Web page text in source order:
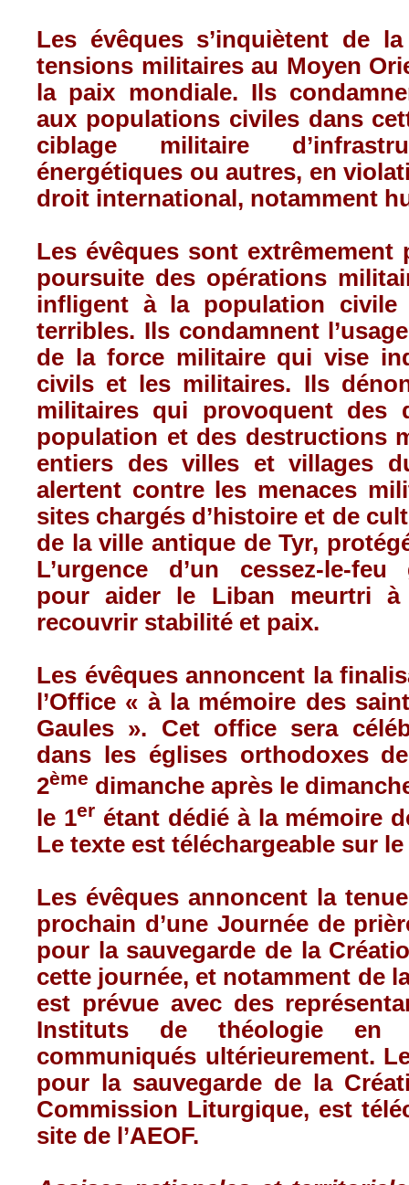
Les évêques s’inquiètent de
tensions militaires au Moyen
la paix mondiale. Ils
aux populations civiles dans
ciblage militaire
énergétiques ou autres, en
droit international, notamment
Les évêques sont extrêmement
poursuite des opérations
infligent à la population civile
terribles. Ils condamnent
de la force militaire qui vise
civils et les militaires. Ils
militaires qui provoquent des
population et des destructions
entiers des villes et villages
alertent contre les menaces
sites chargés d’histoire et de
de la ville antique de Tyr,
L’urgence d’un cessez-le-feu
pour aider le Liban meurtri
recouvrir stabilité et paix.
Les évêques annoncent la
l’Office « à la mémoire des
Gaules ». Cet office sera
dans les églises orthodoxes
2ème dimanche après le
le 1erétant dédié à la mémoire
Le texte est téléchargeable sur le
Les évêques annoncent la
prochain d’une Journée de
pour la sauvegarde de la
cette journée, et notamment de
est prévue avec des
Instituts de théologie en
communiqués ultérieurement.
pour la sauvegarde de la
Commission Liturgique, est
site de l’AEOF.